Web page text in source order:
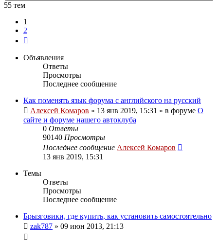
55 тем
1
2
Объявления
Ответы
Просмотры
Последнее сообщение
Как поменять язык форума с английского на русский
Алексей Комаров » 13 янв 2019, 15:31 » в форуме О
сайте и форуме нашего автоклуба
0 Ответы
90140 Просмотры
Последнее сообщение Алексей Комаров
13 янв 2019, 15:31
Темы
Ответы
Просмотры
Последнее сообщение
Брызговики, где купить, как установить самостоятельно
zak787 » 09 июн 2013, 21:13